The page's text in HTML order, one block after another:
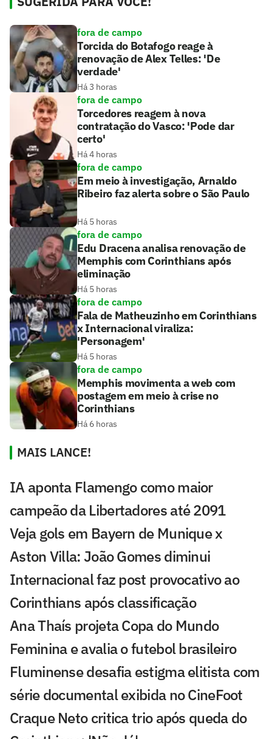
fora de campo
Torcida do Botafogo reage à
renovação de Alex Telles: 'De
verdade'
Há 3 horas
fora de campo
Torcedores reagem à nova
contratação do Vasco: 'Pode dar
certo'
Há 4 horas
fora de campo
Em meio à investigação, Arnaldo
Ribeiro faz alerta sobre o São Paulo
Há 5 horas
fora de campo
Edu Dracena analisa renovação de
Memphis com Corinthians após
eliminação
Há 5 horas
fora de campo
Fala de Matheuzinho em Corinthians
x Internacional viraliza:
'Personagem'
Há 5 horas
fora de campo
Memphis movimenta a web com
postagem em meio à crise no
Corinthians
Há 6 horas
MAIS LANCE!
IA aponta Flamengo como maior
campeão da Libertadores até 2091
Veja gols em Bayern de Munique x
Aston Villa: João Gomes diminui
Internacional faz post provocativo ao
Corinthians após classificação
Ana Thaís projeta Copa do Mundo
Feminina e avalia o futebol brasileiro
Fluminense desafia estigma elitista com
série documental exibida no CineFoot
Craque Neto critica trio após queda do